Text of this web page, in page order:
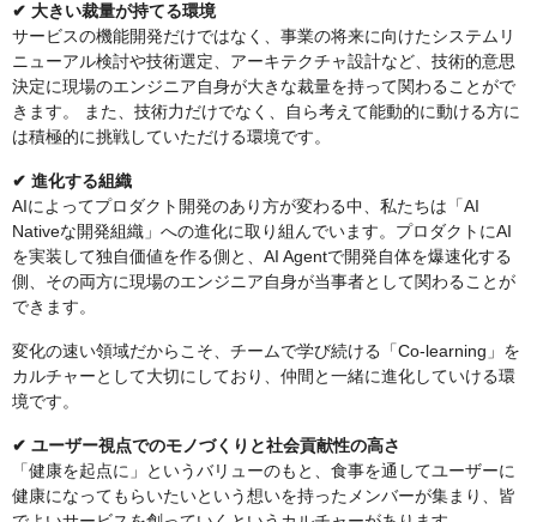
✔︎ 大きい裁量が持てる環境
サービスの機能開発だけではなく、事業の将来に向けたシステムリ
ニューアル検討や技術選定、アーキテクチャ設計など、技術的意思
決定に現場のエンジニア自身が大きな裁量を持って関わることがで
きます。 また、技術力だけでなく、自ら考えて能動的に動ける方に
は積極的に挑戦していただける環境です。
✔︎ 進化する組織
AIによってプロダクト開発のあり方が変わる中、私たちは「AI
Nativeな開発組織」への進化に取り組んでいます。プロダクトにAI
を実装して独自価値を作る側と、AI Agentで開発自体を爆速化する
側、その両方に現場のエンジニア自身が当事者として関わることが
できます。
変化の速い領域だからこそ、チームで学び続ける「Co-learning」を
カルチャーとして大切にしており、仲間と一緒に進化していける環
境です。
✔︎ ユーザー視点でのモノづくりと社会貢献性の高さ
「健康を起点に」というバリューのもと、食事を通してユーザーに
健康になってもらいたいという想いを持ったメンバーが集まり、皆